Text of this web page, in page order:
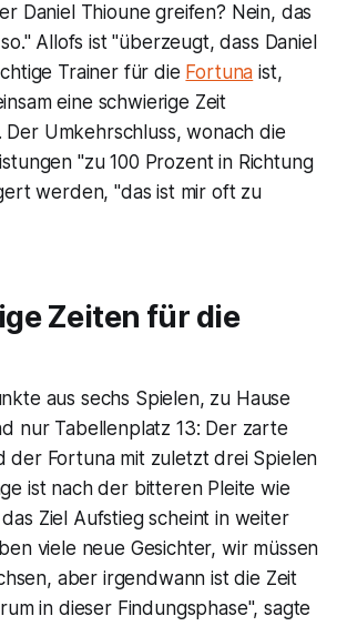
Daniel Thioune greifen? Nein, das
Allofs ist "überzeugt, dass Daniel
Trainer für die Fortuna ist,
eine schwierige Zeit
Der Umkehrschluss, wonach die
"zu 100 Prozent in Richtung
werden, "das ist mir oft zu
Zeiten für die
aus sechs Spielen, zu Hause
nur Tabellenplatz 13: Der zarte
der Fortuna mit zuletzt drei Spielen
ist nach der bitteren Pleite wie
Ziel Aufstieg scheint in weiter
viele neue Gesichter, wir müssen
aber irgendwann ist die Zeit
in dieser Findungsphase", sagte